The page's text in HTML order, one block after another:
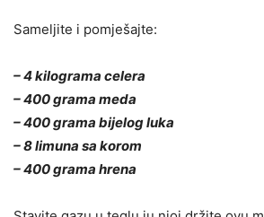
Sameljite i pomješajte:
– 4 kilograma celera
– 400 grama meda
– 400 grama bijelog luka
– 8 limuna sa korom
– 400 grama hrena